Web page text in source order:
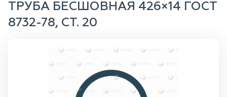
ТРУБА БЕСШОВНАЯ 426×14 ГОСТ
8732-78, СТ. 20